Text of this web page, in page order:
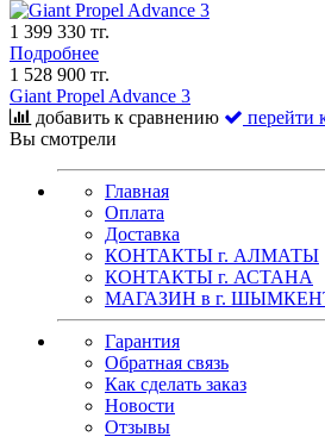
1 399 330 тг.
Подробнее
1 528 900 тг.
Giant Propel Advance 3
добавить к сравнению
перейти
Вы смотрели
Главная
Оплата
Доставка
КОНТАКТЫ г. АЛМАТЫ
КОНТАКТЫ г. АСТАНА
МАГАЗИН в г.
Гарантия
Обратная связь
Как сделать заказ
Новости
Отзывы